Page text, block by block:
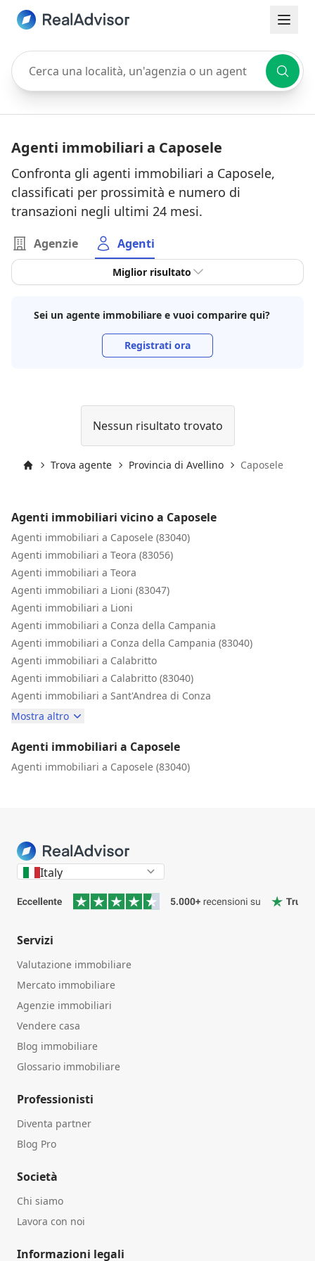
Cerca una località, un'agenzia o un agente
Agenti immobiliari a Caposele
Confronta gli agenti immobiliari a Caposele,
classificati per prossimità e numero di
transazioni negli ultimi 24 mesi.
Agenzie Agenti
Miglior risultato
Sei un agente immobiliare e vuoi comparire qui?
Registrati ora
Nessun risultato trovato
Trova agente Provincia di Avellino Caposele
Agenti immobiliari vicino a Caposele
Agenti immobiliari a Caposele (83040)
Agenti immobiliari a Teora (83056)
Agenti immobiliari a Teora
Agenti immobiliari a Lioni (83047)
Agenti immobiliari a Lioni
Agenti immobiliari a Conza della Campania
Agenti immobiliari a Conza della Campania (83040)
Agenti immobiliari a Calabritto
Agenti immobiliari a Calabritto (83040)
Agenti immobiliari a Sant'Andrea di Conza
Mostra altro
Agenti immobiliari a Caposele
Agenti immobiliari a Caposele (83040)
Italy
Servizi
Valutazione immobiliare
Mercato immobiliare
Agenzie immobiliari
Vendere casa
Blog immobiliare
Glossario immobiliare
Professionisti
Diventa partner
Blog Pro
Società
Chi siamo
Lavora con noi
Informazioni legali